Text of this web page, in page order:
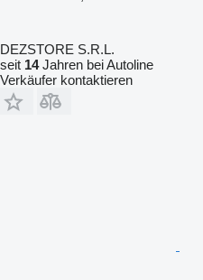
DEZSTORE S.R.L.
seit 14Jahren bei Autoline
Verkäufer kontaktieren